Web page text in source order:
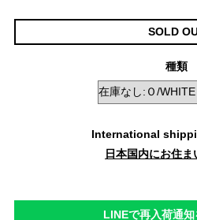
SOLD
種類
International
日本国内にお住
LINEで再入荷通